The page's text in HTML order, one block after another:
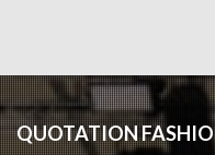
QUOTATION